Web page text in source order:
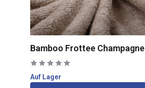
Bamboo Frottee Champagne
Auf Lager